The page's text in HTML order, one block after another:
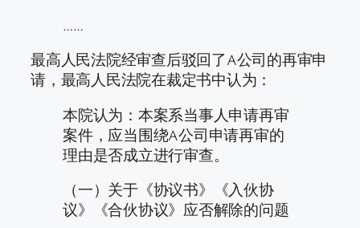
……
最高人民法院经审查后驳回了A公司的再审申
请，最高人民法院在裁定书中认为：
本院认为：本案系当事人申请再审
案件，应当围绕A公司申请再审的
理由是否成立进行审查。
（一）关于《协议书》《入伙协
议》《合伙协议》应否解除的问题